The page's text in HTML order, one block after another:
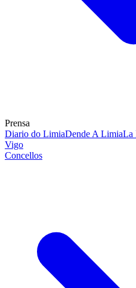
Prensa
Diario do LimiaDende A LimiaLa
Vigo
Concellos